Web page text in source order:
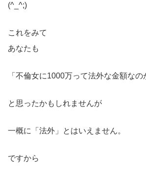
(^_^;)
これをみて
あなたも
「不倫女に1000万って法外な金額なの
と思ったかもしれませんが
一概に「法外」とはいえません。
ですから